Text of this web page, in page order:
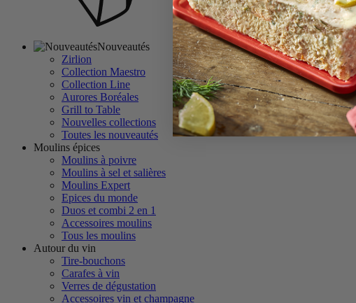
Nouveautés
Zirlion
Collection Maestro
Collection Line
Aurores Boréales
Grill to Table
Nouvelles collections
Toutes les nouveautés
Moulins épices
Moulins à poivre
Moulins à sel et salières
Moulins Expert
Epices du monde
Duos et combi 2 en 1
Accessoires moulins
Tous les moulins
Autour du vin
Tire-bouchons
Carafes à vin
Verres de dégustation
Accessoires vin et champagne